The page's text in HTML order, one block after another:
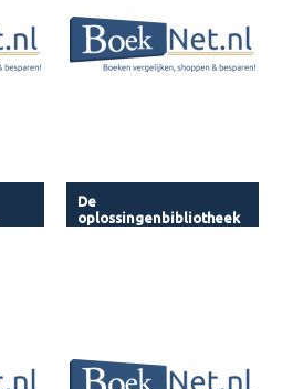
De
oplossingenbibliotheek